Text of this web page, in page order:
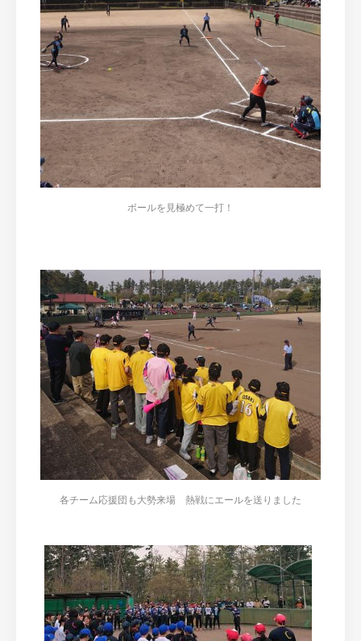
ボールを見極めて一打！
各チーム応援団も大勢来場 熱戦にエールを送りました